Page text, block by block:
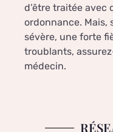
d’être traitée avec
ordonnance. Mais,
sévère, une forte
troublants,
médecin.